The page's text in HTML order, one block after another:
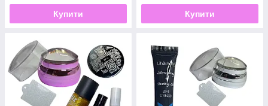
Купити Купити